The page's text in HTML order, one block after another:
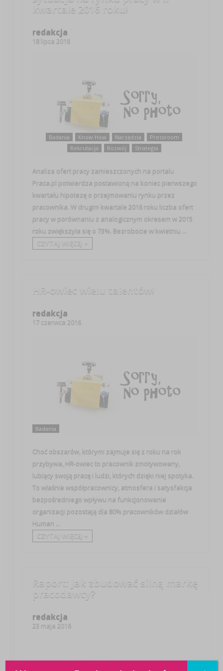
kwartale 2016 roku!
redakcja
18 lipca 2016
Badania Know How Narzędzia
Pressroom
Rekrutacja
Rozwój Strategia
Analiza ofert pracy zamieszczonych na portalu
Praca.pl potwierdza postawioną na koniec pierwszego
kwartału hipotezę o przejmowaniu rynku przez
pracownika. W drugim kwartale 2016 roku liczba ofert
pracy w porównaniu z analogicznym okresem w 2015
roku zwiększyła się o 73%. Bezrobocie w kwietniu ...
CZYTAJ WIĘCEJ +
HR-owiec wielu talentów!
redakcja
17 czerwca 2016
Badania
Choć obszarów, którymi zajmuje się z roku na rok
przybywa, HR-owiec to pracownik zmotywowany,
lubiący swoją pracę i ludzi, których dzięki niej spotyka.
To właśnie współpracownicy, atmosfera i satysfakcja
bezpośredniego wpływu na funkcjonowanie
organizacji pozostają dla 80% pracowników działów
Human ...
CZYTAJ WIĘCEJ +
Raport: Jak zbudować silną markę
pracodawcy?
redakcja
23 maja 2016